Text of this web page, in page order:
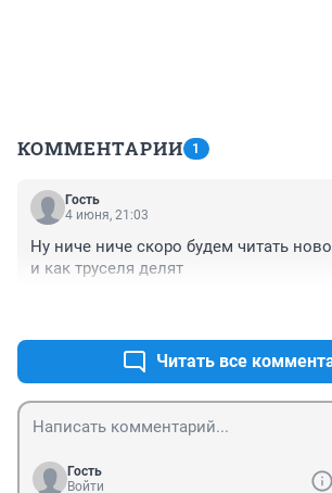
КОММЕНТАРИИ 1
Гость
4 июня, 21:03
Ну ниче ниче скоро будем читать
и как труселя делят
Читать все
Гость
Войти